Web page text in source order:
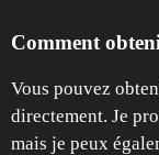
Comment
Vous pouvez
directement. Je
mais je peux